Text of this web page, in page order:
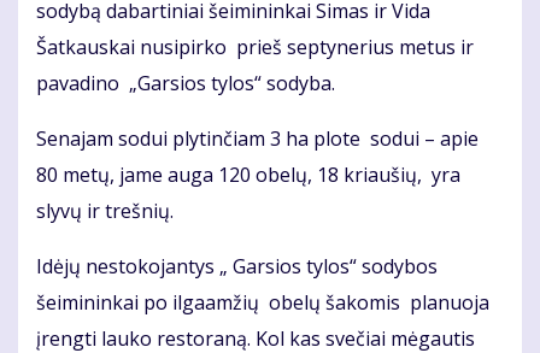
sodybą dabartiniai šeimininkai Simas ir Vida
Šatkauskai nusipirko prieš septynerius metus ir
pavadino „Garsios tylos“ sodyba.
Senajam sodui plytinčiam 3 ha plote sodui – apie
80 metų, jame auga 120 obelų, 18 kriaušių, yra
slyvų ir trešnių.
Idėjų nestokojantys „ Garsios tylos“ sodybos
šeimininkai po ilgaamžių obelų šakomis planuoja
įrengti lauko restoraną. Kol kas svečiai mėgautis